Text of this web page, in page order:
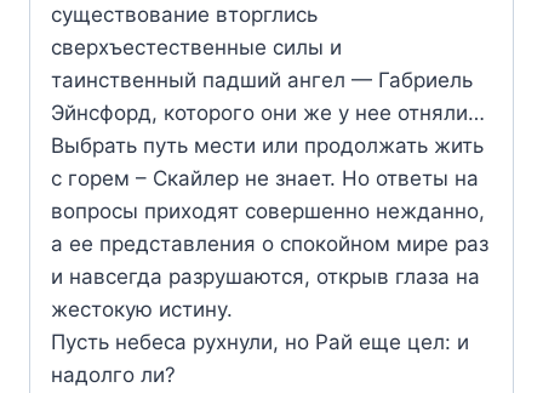
существование вторглись
сверхъестественные силы и
таинственный падший ангел — Габриель
Эйнсфорд, которого они же у нее отняли…
Выбрать путь мести или продолжать жить
с горем – Скайлер не знает. Но ответы на
вопросы приходят совершенно нежданно,
а ее представления о спокойном мире раз
и навсегда разрушаются, открыв глаза на
жестокую истину.
Пусть небеса рухнули, но Рай еще цел: и
надолго ли?